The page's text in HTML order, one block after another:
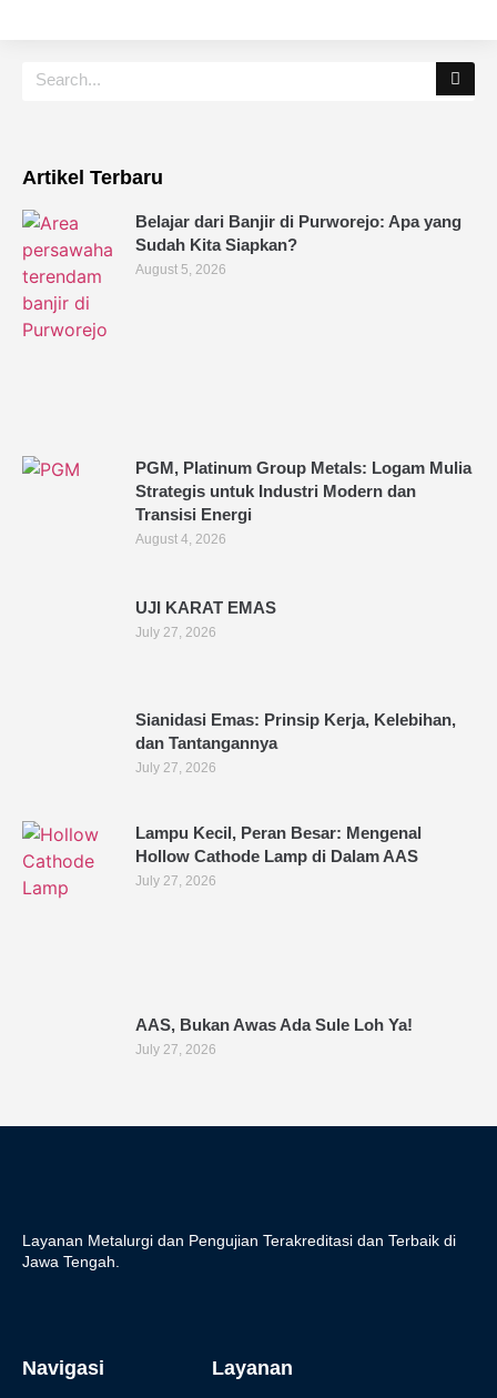
Artikel Terbaru
Belajar dari Banjir di Purworejo: Apa yang
Sudah Kita Siapkan?
August 5, 2026
PGM, Platinum Group Metals: Logam Mulia
Strategis untuk Industri Modern dan
Transisi Energi
August 4, 2026
UJI KARAT EMAS
July 27, 2026
Sianidasi Emas: Prinsip Kerja, Kelebihan,
dan Tantangannya
July 27, 2026
Lampu Kecil, Peran Besar: Mengenal
Hollow Cathode Lamp di Dalam AAS
July 27, 2026
AAS, Bukan Awas Ada Sule Loh Ya!
July 27, 2026
Layanan Metalurgi dan Pengujian Terakreditasi dan Terbaik di
Jawa Tengah.
Navigasi Layanan